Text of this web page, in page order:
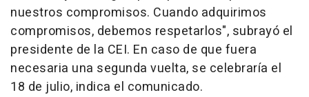
nuestros compromisos. Cuando adquirimos
compromisos, debemos respetarlos", subrayó el
presidente de la CEI. En caso de que fuera
necesaria una segunda vuelta, se celebraría el
18 de julio, indica el comunicado.